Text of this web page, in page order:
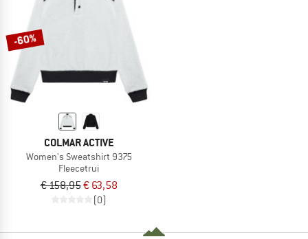
-60%
COLMAR ACTIVE
Women's Sweatshirt 9375
Fleecetrui
€ 158,95€ 63,58
(0)